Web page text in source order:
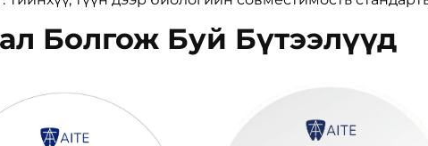
Болгож Буй Бүтээлүүд